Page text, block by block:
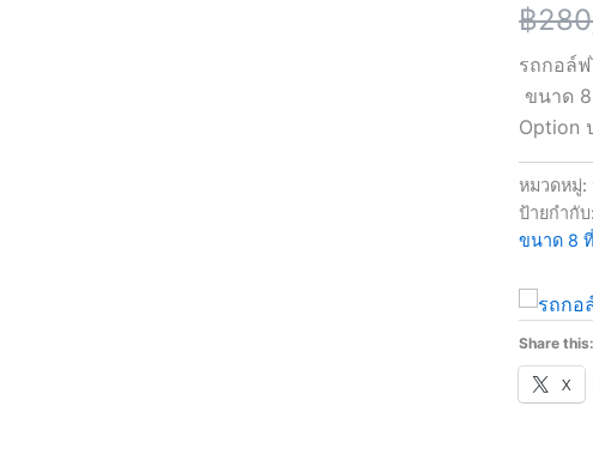
คะแนน
4.00จาก
5 คะแน
เต็มบน
การให้
ของลูก
฿
รถกอล์
ขนาด
Option
หมวดหมู่:
ป้ายกำกั
ขนาด 8
Share this:
X